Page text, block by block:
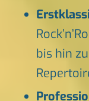
bis hin